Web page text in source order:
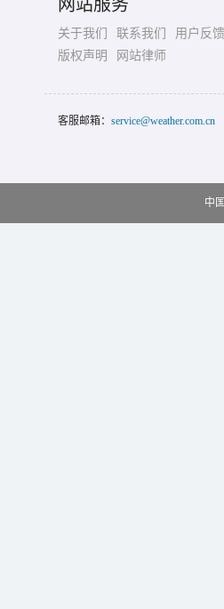
网站服务
关于我们 联系我们
用户反馈
版权声明
网站律师
客服邮箱： service@weather.com.cn
中